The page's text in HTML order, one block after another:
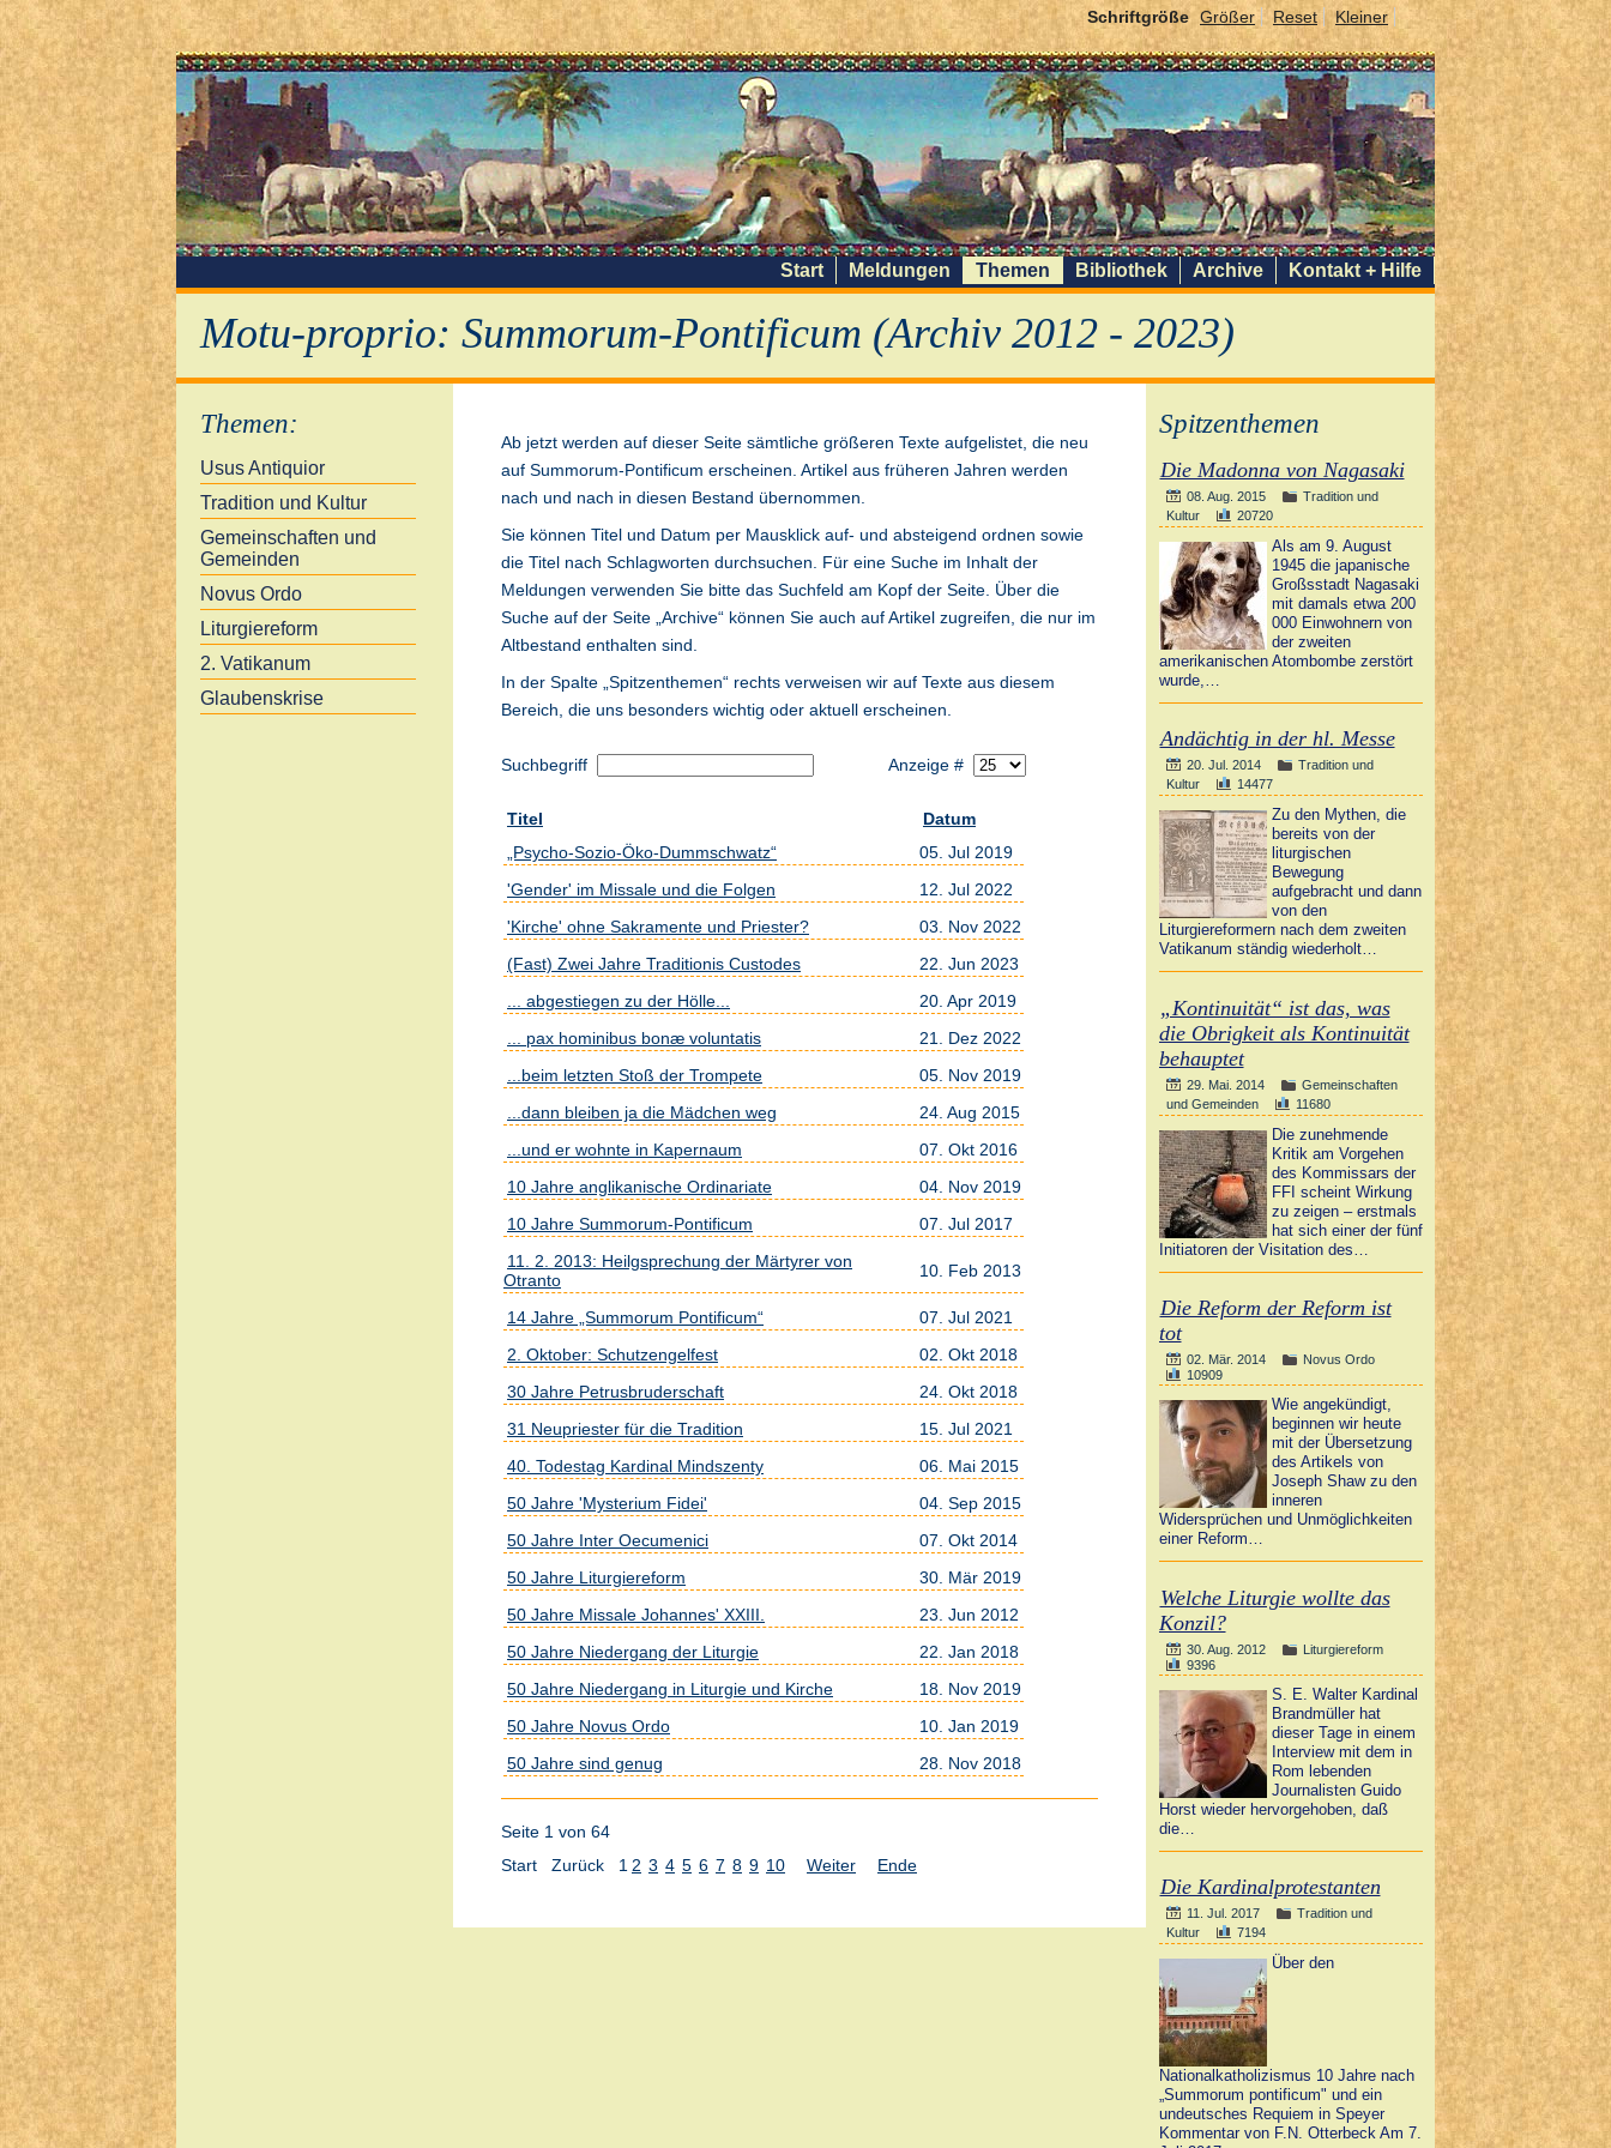
Motu-proprio: Summorum-Pontificum (Archiv 2012 - 2023)
Schriftgröße Größer Reset Kleiner
Start Meldungen Themen Bibliothek Archive Kontakt + Hilfe
Themen:
Usus Antiquior
Tradition und Kultur
Gemeinschaften und
Gemeinden
Novus Ordo
Liturgiereform
2. Vatikanum
Glaubenskrise
Ab jetzt werden auf dieser Seite sämtliche größeren Texte aufgelistet, die neu
auf Summorum-Pontificum erscheinen. Artikel aus früheren Jahren werden
nach und nach in diesen Bestand übernommen.
Sie können Titel und Datum per Mausklick auf- und absteigend ordnen sowie
die Titel nach Schlagworten durchsuchen. Für eine Suche im Inhalt der
Meldungen verwenden Sie bitte das Suchfeld am Kopf der Seite. Über die
Suche auf der Seite „Archive“ können Sie auch auf Artikel zugreifen, die nur im
Altbestand enthalten sind.
In der Spalte „Spitzenthemen“ rechts verweisen wir auf Texte aus diesem
Bereich, die uns besonders wichtig oder aktuell erscheinen.
Suchbegriff Anzeige #
Titel
Datum
„Psycho-Sozio-Öko-Dummschwatz“
05. Jul 2019
'Gender' im Missale und die Folgen
12. Jul 2022
'Kirche' ohne Sakramente und Priester?
03. Nov 2022
(Fast) Zwei Jahre Traditionis Custodes
22. Jun 2023
... abgestiegen zu der Hölle...
20. Apr 2019
... pax hominibus bonæ voluntatis
21. Dez 2022
...beim letzten Stoß der Trompete
05. Nov 2019
...dann bleiben ja die Mädchen weg
24. Aug 2015
...und er wohnte in Kapernaum
07. Okt 2016
10 Jahre anglikanische Ordinariate
04. Nov 2019
10 Jahre Summorum-Pontificum
07. Jul 2017
11. 2. 2013: Heilgsprechung der Märtyrer von
Otranto
10. Feb 2013
14 Jahre „Summorum Pontificum“
07. Jul 2021
2. Oktober: Schutzengelfest
02. Okt 2018
30 Jahre Petrusbruderschaft
24. Okt 2018
31 Neupriester für die Tradition
15. Jul 2021
40. Todestag Kardinal Mindszenty
06. Mai 2015
50 Jahre 'Mysterium Fidei'
04. Sep 2015
50 Jahre Inter Oecumenici
07. Okt 2014
50 Jahre Liturgiereform
30. Mär 2019
50 Jahre Missale Johannes' XXIII.
23. Jun 2012
50 Jahre Niedergang der Liturgie
22. Jan 2018
50 Jahre Niedergang in Liturgie und Kirche
18. Nov 2019
50 Jahre Novus Ordo
10. Jan 2019
50 Jahre sind genug
28. Nov 2018
Seite 1 von 64
Start
Zurück 1 2 3 4 5 6 7 8 9 10 Weiter Ende
Spitzenthemen
Die Madonna von Nagasaki
08. Aug. 2015
Tradition und
Kultur
20720
Als am 9. August
1945 die japanische
Großsstadt Nagasaki
mit damals etwa 200
000 Einwohnern von
der zweiten
amerikanischen Atombombe zerstört
wurde,…
Andächtig in der hl. Messe
20. Jul. 2014
Tradition und
Kultur
14477
Zu den Mythen, die
bereits von der
liturgischen
Bewegung
aufgebracht und dann
von den
Liturgiereformern nach dem zweiten
Vatikanum ständig wiederholt…
„Kontinuität“ ist das, was
die Obrigkeit als Kontinuität
behauptet
29. Mai. 2014
Gemeinschaften
und Gemeinden
11680
Die zunehmende
Kritik am Vorgehen
des Kommissars der
FFI scheint Wirkung
zu zeigen – erstmals
hat sich einer der fünf
Initiatoren der Visitation des…
Die Reform der Reform ist
tot
02. Mär. 2014
Novus Ordo
10909
Wie angekündigt,
beginnen wir heute
mit der Übersetzung
des Artikels von
Joseph Shaw zu den
inneren
Widersprüchen und Unmöglichkeiten
einer Reform…
Welche Liturgie wollte das
Konzil?
30. Aug. 2012
Liturgiereform
9396
S. E. Walter Kardinal
Brandmüller hat
dieser Tage in einem
Interview mit dem in
Rom lebenden
Journalisten Guido
Horst wieder hervorgehoben, daß
die…
Die Kardinalprotestanten
11. Jul. 2017
Tradition und
Kultur
7194
Über den
Nationalkatholizismus 10 Jahre nach
„Summorum pontificum" und ein
undeutsches Requiem in Speyer
Kommentar von F.N. Otterbeck Am 7.